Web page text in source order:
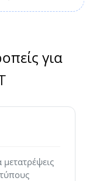
για